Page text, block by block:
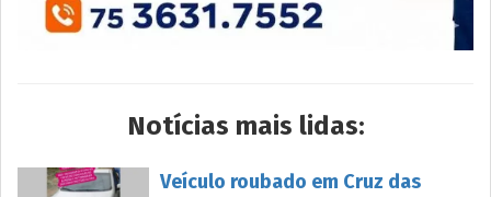
Notícias mais lidas:
Veículo roubado em Cruz das